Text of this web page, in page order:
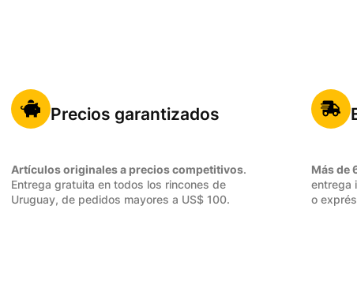
Precios garantizados
Artículos originales a precios competitivos.
Entrega gratuita en todos los rincones de
Uruguay, de pedidos mayores a US$ 100.
Más de
entrega
o